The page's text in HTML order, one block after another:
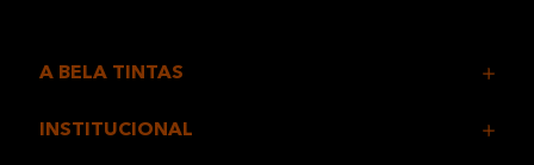
A BELA TINTAS
INSTITUCIONAL